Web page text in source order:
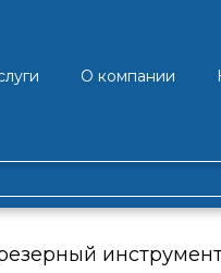
О компании